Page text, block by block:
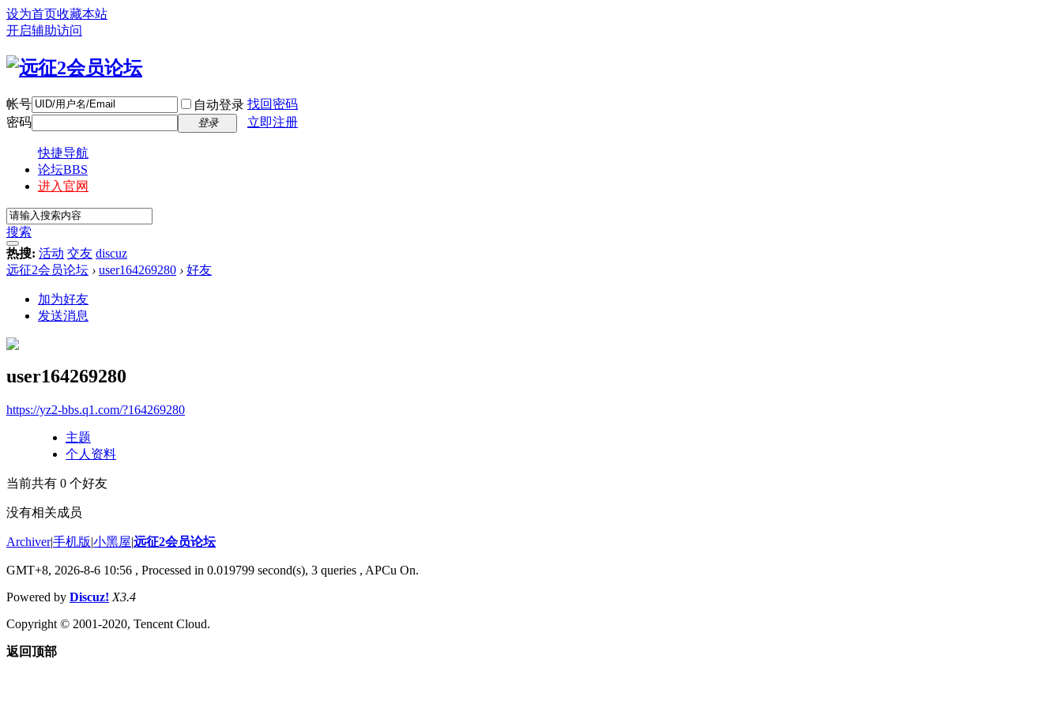
设为首页收藏本站
开启辅助访问
帐号 自动登录 找回密码
密码
登录 立即注册
快捷导航
论坛BBS
进入官网
搜索
热搜: 活动 交友 discuz
远征2会员论坛 › user164269280 › 好友
加为好友
发送消息
user164269280
https://yz2-bbs.q1.com/?164269280
主题
个人资料
当前共有 0 个好友
没有相关成员
Archiver|手机版|小黑屋|远征2会员论坛
GMT+8, 2026-8-6 10:56 , Processed in 0.019799 second(s), 3 queries , APCu On.
Powered by Discuz! X3.4
Copyright © 2001-2020, Tencent Cloud.
返回顶部